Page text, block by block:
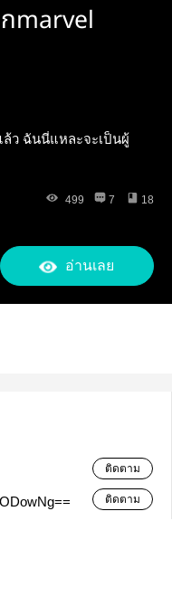
marvel
ว ฉันนี่แหละจะเป็นผู้
499 7 18
อ่านเลย
ติดตาม
ติดตาม